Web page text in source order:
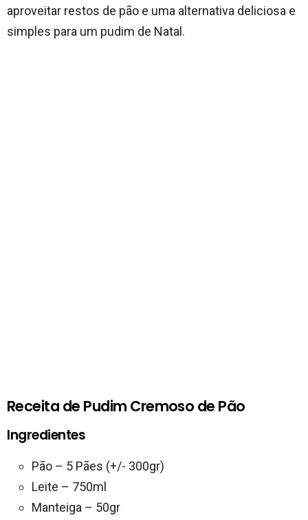
aproveitar restos de pão e uma alternativa deliciosa e
simples para um pudim de Natal.
Receita de Pudim Cremoso de Pão
Ingredientes
Pão – 5 Pães (+/- 300gr)
Leite – 750ml
Manteiga – 50gr